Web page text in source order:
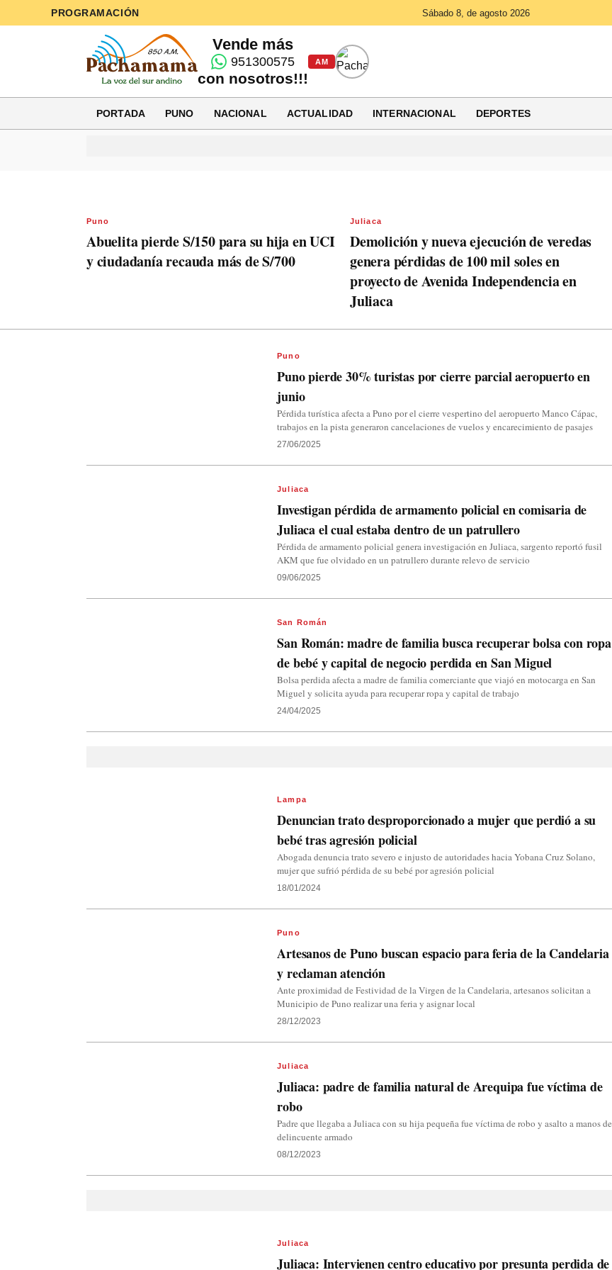
PROGRAMACIÓN Sábado 8, de agosto 2026
Vende más
951300575
con nosotros!!!
AM
PORTADA PUNO NACIONAL ACTUALIDAD INTERNACIONAL DEPORTES
Puno
Abuelita pierde S/150 para su hija en UCI
y ciudadanía recauda más de S/700
Juliaca
Demolición y nueva ejecución de veredas
genera pérdidas de 100 mil soles en
proyecto de Avenida Independencia en
Juliaca
Puno
Puno pierde 30% turistas por cierre parcial aeropuerto en
junio
Pérdida turística afecta a Puno por el cierre vespertino del aeropuerto Manco Cápac,
trabajos en la pista generaron cancelaciones de vuelos y encarecimiento de pasajes
27/06/2025
Juliaca
Investigan pérdida de armamento policial en comisaria de
Juliaca el cual estaba dentro de un patrullero
Pérdida de armamento policial genera investigación en Juliaca, sargento reportó fusil
AKM que fue olvidado en un patrullero durante relevo de servicio
09/06/2025
San Román
San Román: madre de familia busca recuperar bolsa con ropa
de bebé y capital de negocio perdida en San Miguel
Bolsa perdida afecta a madre de familia comerciante que viajó en motocarga en San
Miguel y solicita ayuda para recuperar ropa y capital de trabajo
24/04/2025
Lampa
Denuncian trato desproporcionado a mujer que perdió a su
bebé tras agresión policial
Abogada denuncia trato severo e injusto de autoridades hacia Yobana Cruz Solano,
mujer que sufrió pérdida de su bebé por agresión policial
18/01/2024
Puno
Artesanos de Puno buscan espacio para feria de la Candelaria
y reclaman atención
Ante proximidad de Festividad de la Virgen de la Candelaria, artesanos solicitan a
Municipio de Puno realizar una feria y asignar local
28/12/2023
Juliaca
Juliaca: padre de familia natural de Arequipa fue víctima de
robo
Padre que llegaba a Juliaca con su hija pequeña fue víctima de robo y asalto a manos de
delincuente armado
08/12/2023
Juliaca
Juliaca: Intervienen centro educativo por presunta perdida de